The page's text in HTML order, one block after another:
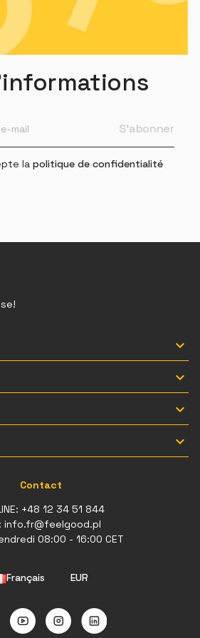
la politique de confidentialité




Contact
+48 12 34 51 844
info.fr@feelgood.pl
08:00 - 16:00 CET
Français EUR